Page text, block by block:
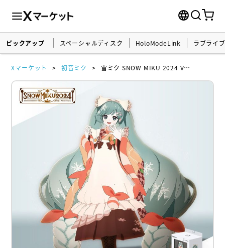
ピックアップ スペーシャルディスク HoloModeLink ラブライ
Xマーケット 初音ミク 雪ミク SNOW MIKU 2024 Ver.